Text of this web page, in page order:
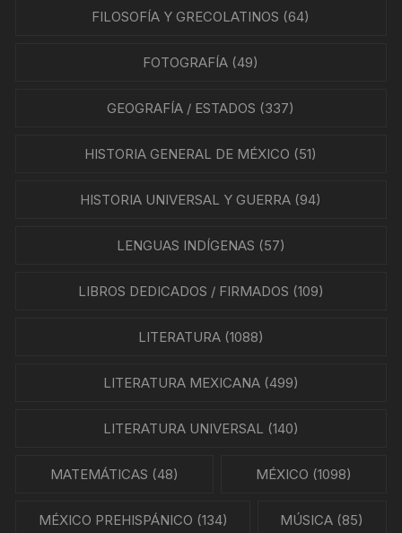
FILOSOFÍA Y GRECOLATINOS (64)
FOTOGRAFÍA (49)
GEOGRAFÍA / ESTADOS (337)
HISTORIA GENERAL DE MÉXICO (51)
HISTORIA UNIVERSAL Y GUERRA (94)
LENGUAS INDÍGENAS (57)
LIBROS DEDICADOS / FIRMADOS (109)
LITERATURA(1088)
LITERATURA MEXICANA(499)
LITERATURA UNIVERSAL (140)
MATEMÁTICAS (48) MÉXICO (1098)
MÉXICO PREHISPÁNICO (134) MÚSICA (85)